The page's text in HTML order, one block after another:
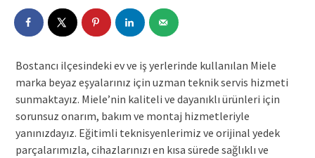
Bostancı ilçesindeki ev ve iş yerlerinde kullanılan Miele
marka beyaz eşyalarınız için uzman teknik servis hizmeti
sunmaktayız. Miele’nin kaliteli ve dayanıklı ürünleri için
sorunsuz onarım, bakım ve montaj hizmetleriyle
yanınızdayız. Eğitimli teknisyenlerimiz ve orijinal yedek
parçalarımızla, cihazlarınızı en kısa sürede sağlıklı ve